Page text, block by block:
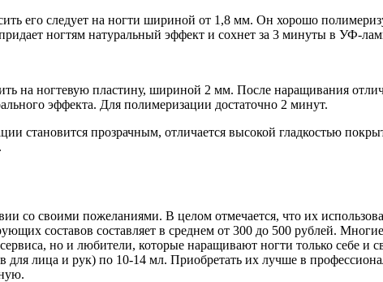
его следует на ногти шириной от 1,8 мм. Он хорошо
ногтям натуральный эффект и сохнет за 3 минуты в УФ-
на ногтевую пластину, шириной 2 мм. После наращивания
эффекта. Для полимеризации достаточно 2 минут.
становится прозрачным, отличается высокой гладкостью
со своими пожеланиями. В целом отмечается, что их
составов составляет в среднем от 300 до 500 рублей.
но и любители, которые наращивают ногти только себе и
лица и рук) по 10-14 мл. Приобретать их лучше в